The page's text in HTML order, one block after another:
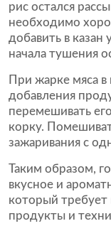
рис остался
необходимо
добавить в
начала тушения
При жарке мяса в
добавления
перемешивать
корку.
зажаривания с
Таким образом,
вкусное и
который требует
продукты и